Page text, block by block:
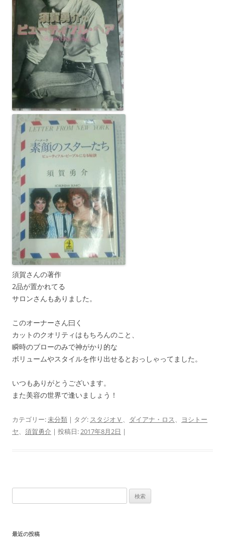
須賀さんの著作
2品が置かれてる
サロンさんもありました。
このオーナーさん曰く
カットのクオリティはもちろんのこと、
瞬時のブローのみで神がかり的な
ボリュームやスタイルを作り出せるとおっしゃってました。
いつもありがとうございます。
また美容の世界で逢いましょう！
カテゴリー:未分類 | タグ: スタジオＶ 、 ダイアナ・ロス、
ヨシトー
ヤ、 須賀勇介 | 投稿日:2017年8月2日 |
索:
最近の投稿